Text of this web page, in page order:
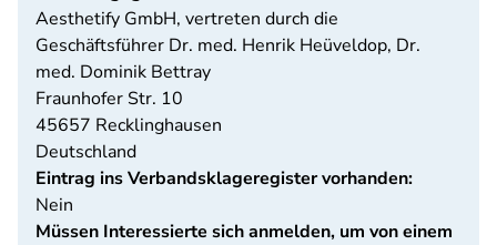
Aesthetify GmbH, vertreten durch die
Geschäftsführer Dr. med. Henrik Heüveldop, Dr.
med. Dominik Bettray
Fraunhofer Str. 10
45657 Recklinghausen
Deutschland
Eintrag ins Verbandsklageregister vorhanden:
Nein
Müssen Interessierte sich anmelden, um von einem